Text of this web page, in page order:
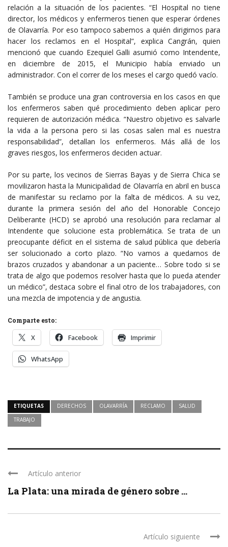
relación a la situación de los pacientes. “El Hospital no tiene
director, los médicos y enfermeros tienen que esperar órdenes
de Olavarría. Por eso tampoco sabemos a quién dirigirnos para
hacer los reclamos en el Hospital”, explica Cangrán, quien
mencionó que cuando Ezequiel Galli asumió como Intendente,
en diciembre de 2015, el Municipio había enviado un
administrador. Con el correr de los meses el cargo quedó vacío.
También se produce una gran controversia en los casos en que
los enfermeros saben qué procedimiento deben aplicar pero
requieren de autorización médica. “Nuestro objetivo es salvarle
la vida a la persona pero si las cosas salen mal es nuestra
responsabilidad”, detallan los enfermeros. Más allá de los
graves riesgos, los enfermeros deciden actuar.
Por su parte, los vecinos de Sierras Bayas y de Sierra Chica se
movilizaron hasta la Municipalidad de Olavarría en abril en busca
de manifestar su reclamo por la falta de médicos. A su vez,
durante la primera sesión del año del Honorable Concejo
Deliberante (HCD) se aprobó una resolución para reclamar al
Intendente que solucione esta problemática. Se trata de un
preocupante déficit en el sistema de salud pública que debería
ser solucionado a corto plazo. “No vamos a quedarnos de
brazos cruzados y abandonar a un paciente… Sobre todo si se
trata de algo que podemos resolver hasta que lo pueda atender
un médico”, destaca sobre el final otro de los trabajadores, con
una mezcla de impotencia y de angustia.
Comparte esto:
X Facebook Imprimir
WhatsApp
ETIQUETAS DERECHOS OLAVARRÍA RECLAMO
SALUD
TRABAJO
Artículo anterior
La Plata: una mirada de género sobre ...
Artículo siguiente